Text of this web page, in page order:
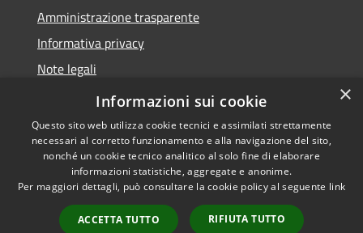
Amministrazione trasparente
Informativa privacy
Note legali
Dichiarazione di accessibilità
Accessibilità
Copyright © 2026 • Comune di
Brunate • Powered by
Municipium•
Accesso
×
Informazioni sui cookie
Questo sito web utilizza cookie tecnici e assimilati strettamente
necessari al corretto funzionamento e alla navigazione del sito,
nonché un cookie tecnico analitico al solo fine di elaborare
informazioni statistiche, aggregate e anonime.
Per maggiori dettagli, può consultare la cookie policy al seguente link
ACCETTA TUTTO RIFIUTA TUTTO